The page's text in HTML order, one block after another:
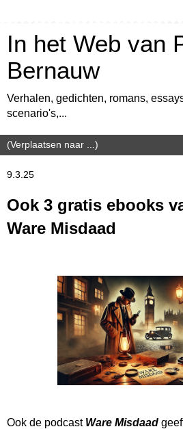
In het Web van
Bernauw
Verhalen, gedichten, romans,
scenario's,...
9.3.25
Ook 3 gratis ebooks
Ware Misdaad
Ook de podcast Ware Misdaad